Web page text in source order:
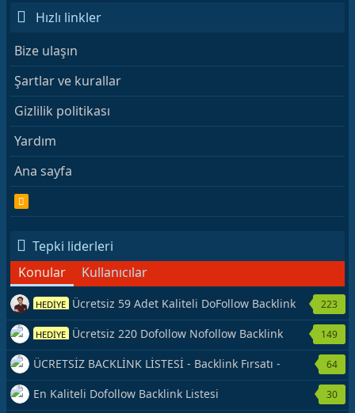
Hızlı linkler
Bize ulaşın
Şartlar ve kurallar
Gizlilik politikası
Yardım
Ana sayfa
S
Tepki liderleri
Konular
Kullanıcılar
HEDİYE Ücretsiz 59 Adet Kaliteli DoFollow Backlink
Kaynağı Veriyorum.
223
HEDİYE Ücretsiz 220 Dofollow Nofollow Backlink
Veriyorum
149
ÜCRETSİZ BACKLİNK LİSTESİ - Backlink Fırsatı -
Hemen Yetiş!
64
En Kaliteli Dofollow Backlink Listesi 30